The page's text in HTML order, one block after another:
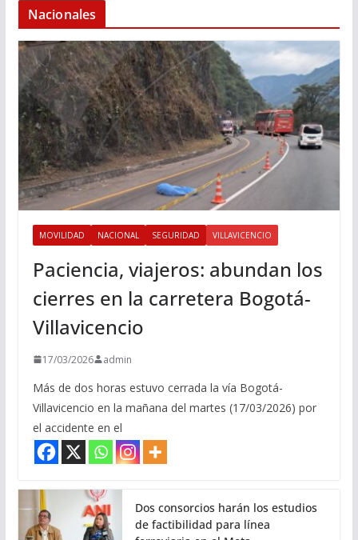
Nacionales
MOVILIDAD NACIONAL SEGURIDAD VILLAVICENCIO
Paciencia, viajeros: abundan los
cierres en la carretera Bogotá-
Villavicencio
17/03/2026 admin
Más de dos horas estuvo cerrada la vía Bogotá-
Villavicencio en la mañana del martes (17/03/2026) por
el accidente en el
Dos consorcios harán los estudios
de factibilidad para línea